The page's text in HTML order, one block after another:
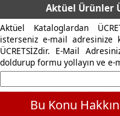
Aktüel Ürünler
Aktüel Kataloglardan
isterseniz e-mail adresinize
ÜCRETSİZdir. E-Mail
doldurup formu yollayın ve e-
Bu Konu